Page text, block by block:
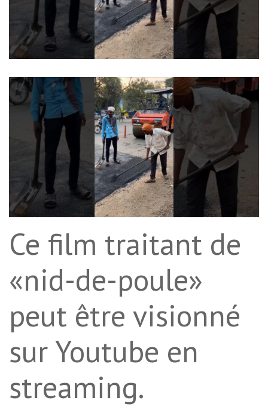
Ce film traitant de
«nid-de-poule»
peut être visionné
sur Youtube en
streaming.